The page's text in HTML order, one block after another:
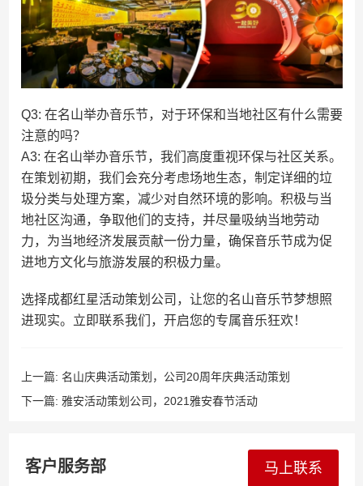
Q3: 在名山举办音乐节，对于环保和当地社区有什么需要
注意的吗？
A3: 在名山举办音乐节，我们高度重视环保与社区关系。
在策划初期，我们会充分考虑场地生态，制定详细的垃
圾分类与处理方案，减少对自然环境的影响。积极与当
地社区沟通，争取他们的支持，并尽量吸纳当地劳动
力，为当地经济发展贡献一份力量，确保音乐节成为促
进地方文化与旅游发展的积极力量。
选择成都红星活动策划公司，让您的名山音乐节梦想照
进现实。立即联系我们，开启您的专属音乐狂欢！
上一篇: 名山庆典活动策划，公司20周年庆典活动策划
下一篇: 雅安活动策划公司，2021雅安春节活动
客户服务部 马上联系